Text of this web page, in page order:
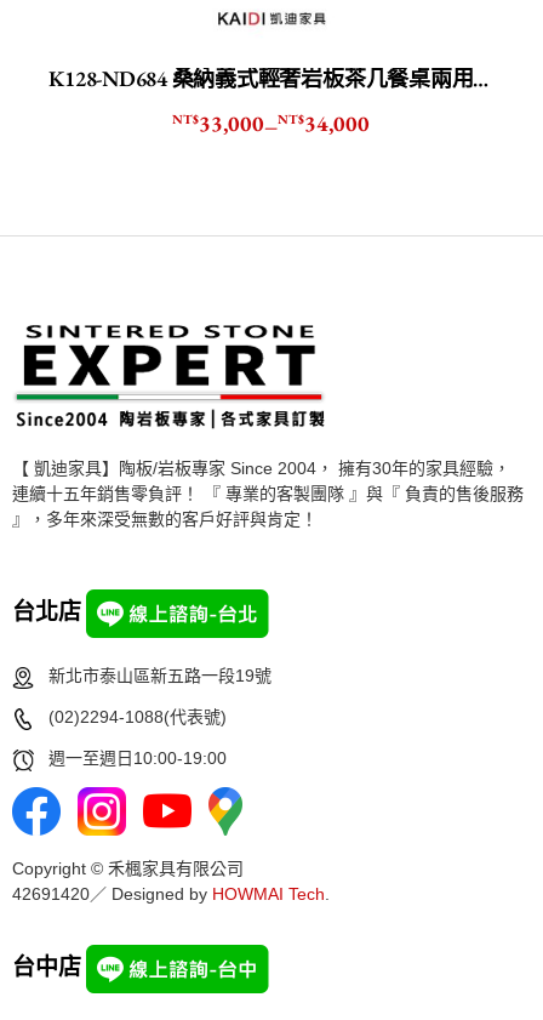
K128-ND684 桑納義式輕奢岩板茶几餐桌兩用伸縮桌
NT$33,000–NT$34,000
【 凱迪家具】陶板/岩板專家 Since 2004， 擁有30年的家具經驗，
連續十五年銷售零負評！ 『 專業的客製團隊 』與『 負責的售後服務
』，多年來深受無數的客戶好評與肯定！
台北店
新北市泰山區新五路一段19號
(02)2294-1088(代表號)
週一至週日10:00-19:00
Copyright © 禾楓家具有限公司
42691420／ Designed by HOWMAI Tech.
台中店